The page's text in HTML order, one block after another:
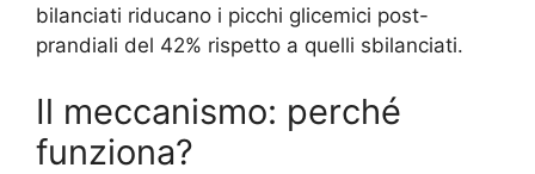
bilanciati riducano i picchi glicemici post-
prandiali del 42% rispetto a quelli sbilanciati.
Il meccanismo: perché
funziona?